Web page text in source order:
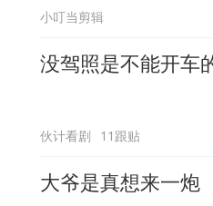
小叮当剪辑
没驾照是不能开车
伙计看剧 11跟贴
大爷是真想来一炮